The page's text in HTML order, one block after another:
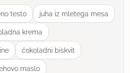
testo juha iz mletega mesa
krema
ćokoladni biskvit
maslo